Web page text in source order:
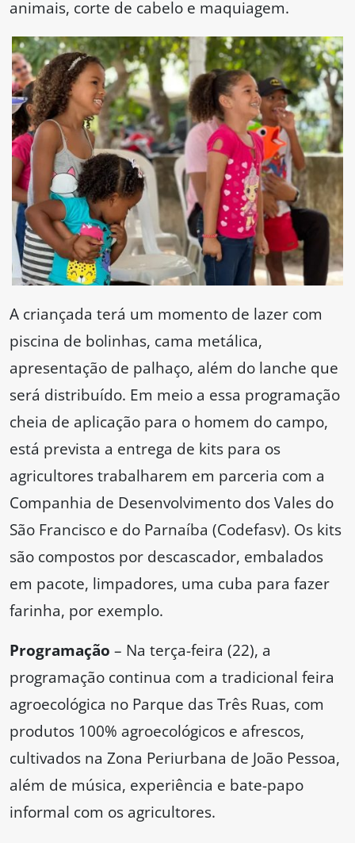
animais, corte de cabelo e maquiagem.
A criançada terá um momento de lazer com
piscina de bolinhas, cama metálica,
apresentação de palhaço, além do lanche que
será distribuído. Em meio a essa programação
cheia de aplicação para o homem do campo,
está prevista a entrega de kits para os
agricultores trabalharem em parceria com a
Companhia de Desenvolvimento dos Vales do
São Francisco e do Parnaíba (Codefasv). Os kits
são compostos por descascador, embalados
em pacote, limpadores, uma cuba para fazer
farinha, por exemplo.
Programação – Na terça-feira (22), a
programação continua com a tradicional feira
agroecológica no Parque das Três Ruas, com
produtos 100% agroecológicos e afrescos,
cultivados na Zona Periurbana de João Pessoa,
além de música, experiência e bate-papo
informal com os agricultores.